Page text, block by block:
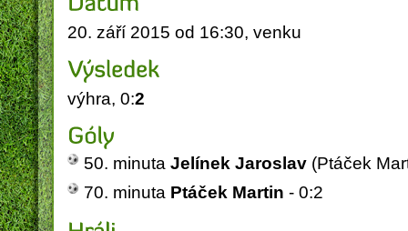
20. září 2015 od 16:30, venku
výhra, 0:2
50. minuta Jelínek Jaroslav (Ptáček
70. minuta Ptáček Martin - 0:2
Obec Vysoká nad Labem